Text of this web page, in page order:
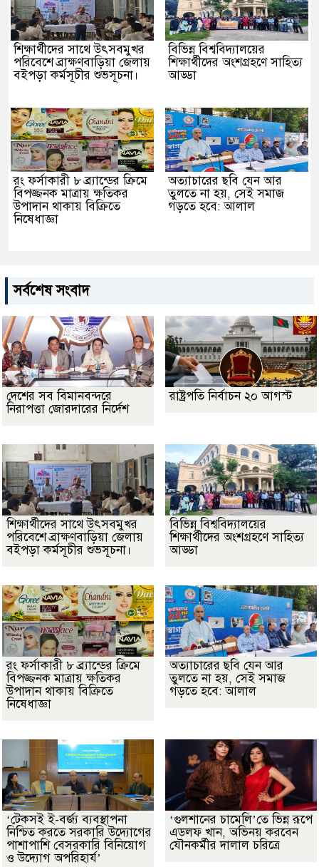
শিক্ষার্থীদের সাথে উৎসবমুখর
পরিবেশে ব্রাক্ষণবাড়িয়া জেলায়
বইপড়া কর্মসূচীর শুভসূচনা।
বিভিন্ন বিশ্ববিদ্যালয়ের
শিক্ষার্থীদের অংশগ্রহণে সাহিত্য
আড্ডা
রং ফর্সাকারী ৮ ব্র্যান্ডের ক্রিমে
বিপজ্জনক মাত্রায় ক্ষতিকর
উপাদান থাকায় বিক্রিতে
নিষেধাজ্ঞা
অত্যাচারের ছবি যেন আর
তুলতে না হয়, সেই সমাজ
গড়তে হবে: আলাল
সর্বশেষ সংবাদ
দেশের সব বিমানবন্দরে
নিরাপত্তা জোরদারের নির্দেশ
রাষ্ট্রপতি নির্বাচন ২০ আগস্ট
শিক্ষার্থীদের সাথে উৎসবমুখর
পরিবেশে ব্রাক্ষণবাড়িয়া জেলায়
বইপড়া কর্মসূচীর শুভসূচনা।
বিভিন্ন বিশ্ববিদ্যালয়ের
শিক্ষার্থীদের অংশগ্রহণে সাহিত্য
আড্ডা
রং ফর্সাকারী ৮ ব্র্যান্ডের ক্রিমে
বিপজ্জনক মাত্রায় ক্ষতিকর
উপাদান থাকায় বিক্রিতে
নিষেধাজ্ঞা
অত্যাচারের ছবি যেন আর
তুলতে না হয়, সেই সমাজ
গড়তে হবে: আলাল
‘টেকসই ই-বর্জ্য ব্যবস্থাপনা
নিশ্চিত করতে সরকারি উদ্যোগের
পাশাপাশি বেসরকারি বিনিয়োগ
ও উদ্যোগ অপরিহার্য’
‘গুলশানের চামেলি’তে ভিন্ন রূপে
এডলফ খান, অভিনয় করবেন
যৌনকর্মীর দালাল চরিত্রে